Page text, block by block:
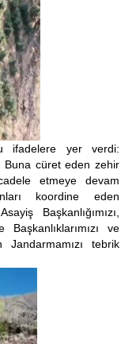
ifadelere yer verdi:
Buna cüret eden zehir
etmeye devam
koordine eden
Başkanlığımızı,
ve
tebrik